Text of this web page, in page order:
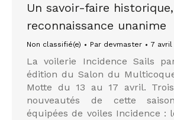
Un savoir-faire
reconnaissance unanime
Non classifié(e) Par devmaster 7 avril
La voilerie Incidence Sails
édition du Salon du
Motte du 13 au 17 avril.
nouveautés de cette
équipées de voiles Incidence :